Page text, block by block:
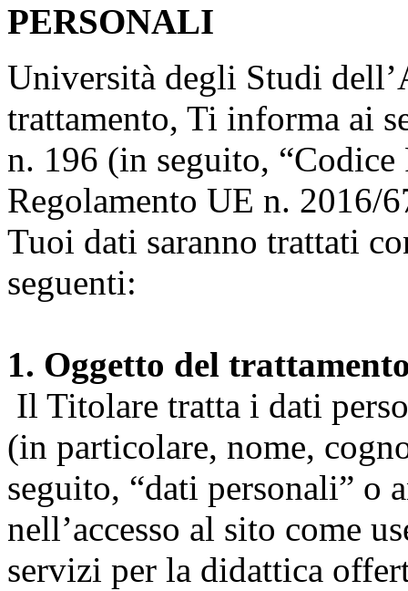
PERSONALI
Università degli Studi
trattamento, Ti informa ai
n. 196 (in seguito, “Codice
Regolamento UE n. 2016/
Tuoi dati saranno trattati
seguenti:
1. Oggetto del
Il Titolare tratta i dati
(in particolare, nome,
seguito, “dati personali” o
nell’accesso al sito come
servizi per la didattica